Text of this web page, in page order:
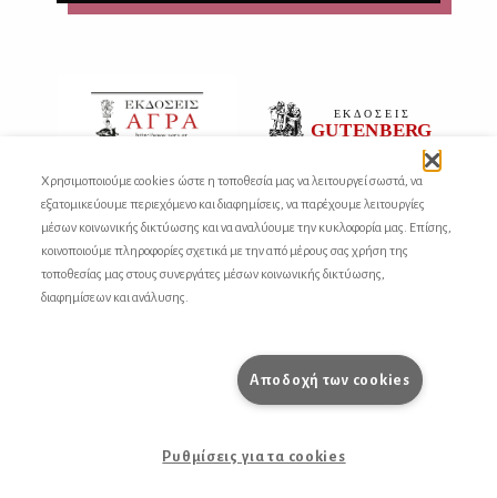
Χρησιμοποιούμε cookies ώστε η τοποθεσία μας να λειτουργεί σωστά, να
εξατομικεύουμε περιεχόμενο και διαφημίσεις, να παρέχουμε λειτουργίες
μέσων κοινωνικής δικτύωσης και να αναλύουμε την κυκλοφορία μας. Επίσης,
κοινοποιούμε πληροφορίες σχετικά με την από μέρους σας χρήση της
τοποθεσίας μας στους συνεργάτες μέσων κοινωνικής δικτύωσης,
διαφημίσεων και ανάλυσης.
Αποδοχή των cookies
Ρυθμίσεις για τα cookies